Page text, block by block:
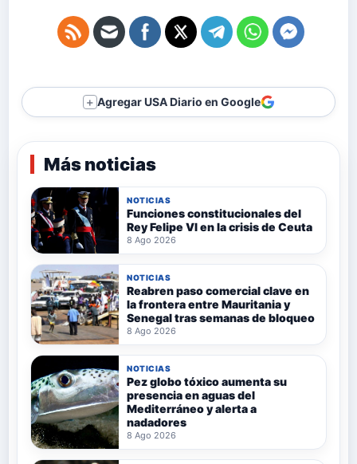
＋ Agregar USA Diario en Google
Más noticias
NOTICIAS
Funciones constitucionales del
Rey Felipe VI en la crisis de Ceuta
8 Ago 2026
NOTICIAS
Reabren paso comercial clave en
la frontera entre Mauritania y
Senegal tras semanas de bloqueo
8 Ago 2026
NOTICIAS
Pez globo tóxico aumenta su
presencia en aguas del
Mediterráneo y alerta a
nadadores
8 Ago 2026